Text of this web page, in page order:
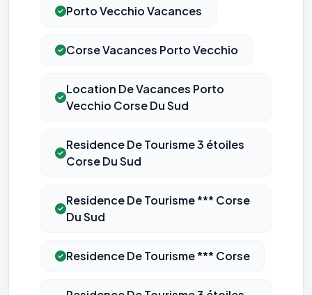
Porto Vecchio Vacances
Corse Vacances Porto Vecchio
Location De Vacances Porto
Vecchio Corse Du Sud
Residence De Tourisme 3 étoiles
Corse Du Sud
Residence De Tourisme *** Corse
Du Sud
Residence De Tourisme *** Corse